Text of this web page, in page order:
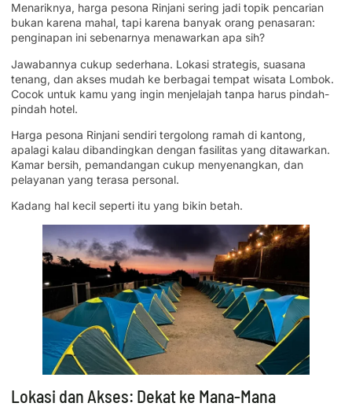
Menariknya, harga pesona Rinjani sering jadi topik pencarian
bukan karena mahal, tapi karena banyak orang penasaran:
penginapan ini sebenarnya menawarkan apa sih?
Jawabannya cukup sederhana. Lokasi strategis, suasana
tenang, dan akses mudah ke berbagai tempat wisata Lombok.
Cocok untuk kamu yang ingin menjelajah tanpa harus pindah-
pindah hotel.
Harga pesona Rinjani sendiri tergolong ramah di kantong,
apalagi kalau dibandingkan dengan fasilitas yang ditawarkan.
Kamar bersih, pemandangan cukup menyenangkan, dan
pelayanan yang terasa personal.
Kadang hal kecil seperti itu yang bikin betah.
Lokasi dan Akses: Dekat ke Mana-Mana